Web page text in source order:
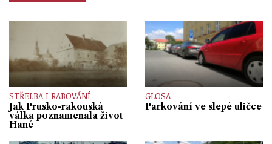
STŘELBA I RABOVÁNÍ
Jak Prusko-rakouská
válka poznamenala život
Hané
GLOSA
Parkování ve slepé uličce